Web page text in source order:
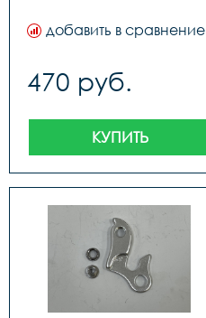
добавить в сравнение
470 руб.
КУПИТЬ